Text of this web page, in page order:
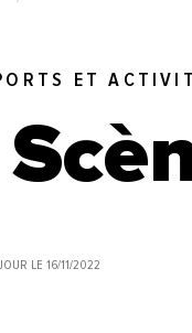
ET
LE 16/11/2022